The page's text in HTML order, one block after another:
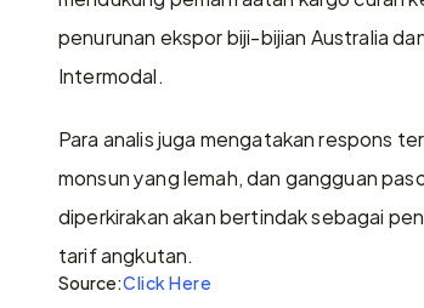
penurunan ekspor biji-bijian Australia
Intermodal.
Para analis juga mengatakan respons
monsun yang lemah, dan gangguan
diperkirakan akan bertindak sebagai
tarif angkutan.
Source:Click Here